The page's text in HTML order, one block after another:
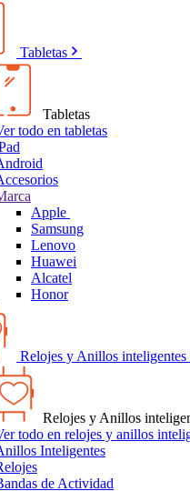
Tabletas
Tabletas
todo en tabletas
Apple
Samsung
Lenovo
Huawei
Alcatel
Honor
Relojes y Anillos inteligentes
Relojes y Anillos
todo en relojes y anillos
Inteligentes
de Actividad